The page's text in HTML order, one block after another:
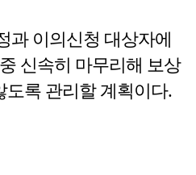
과 이의신청 대상자에
신속히 마무리해 보상
록 관리할 계획이다.